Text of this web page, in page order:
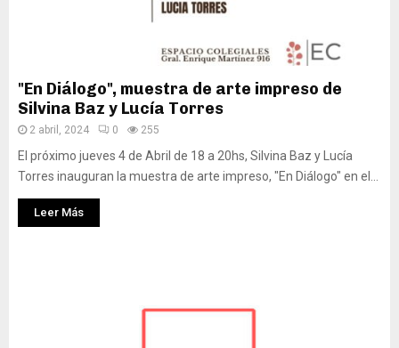
"En Diálogo", muestra de arte impreso de
Silvina Baz y Lucía Torres
2 abril, 2024 0 255
El próximo jueves 4 de Abril de 18 a 20hs, Silvina Baz y Lucía
Torres inauguran la muestra de arte impreso, "En Diálogo" en el...
Leer Más